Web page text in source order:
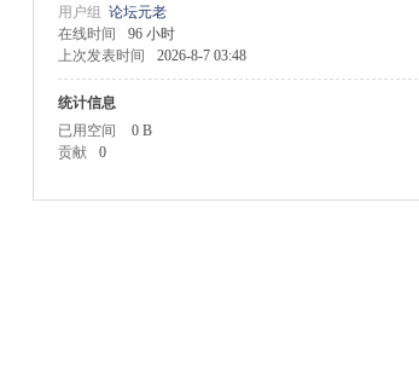
用户组 论坛元老
在线时间
96 小时
上次发表时间
2026-8-7 03:48
统计信息
已用空间
0 B
贡献
0